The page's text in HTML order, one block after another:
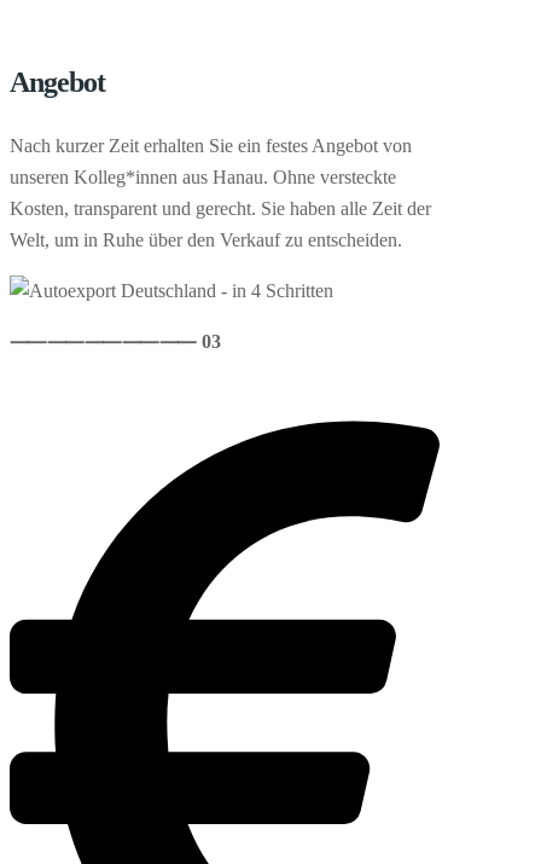
Angebot
Nach kurzer Zeit erhalten Sie ein festes Angebot von
unseren Kolleg*innen aus Hanau. Ohne versteckte
Kosten, transparent und gerecht. Sie haben alle Zeit der
Welt, um in Ruhe über den Verkauf zu entscheiden.
⸺⸺⸺⸺⸺ 03